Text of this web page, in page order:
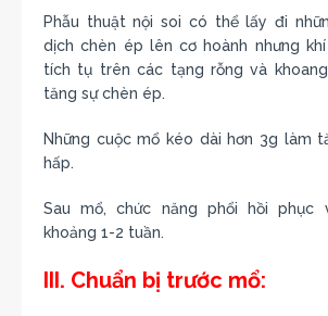
Phẫu thuật nội soi có thể lấy đi
dịch chèn ép lên cơ hoành nhưng
tích tụ trên các tạng rỗng và
tăng sự chèn ép.
Những cuộc mổ kéo dài hơn 3g làm
hấp.
Sau mổ, chức năng phổi hồi phục
khoảng 1-2 tuần.
III. Chuẩn bị trước mổ: